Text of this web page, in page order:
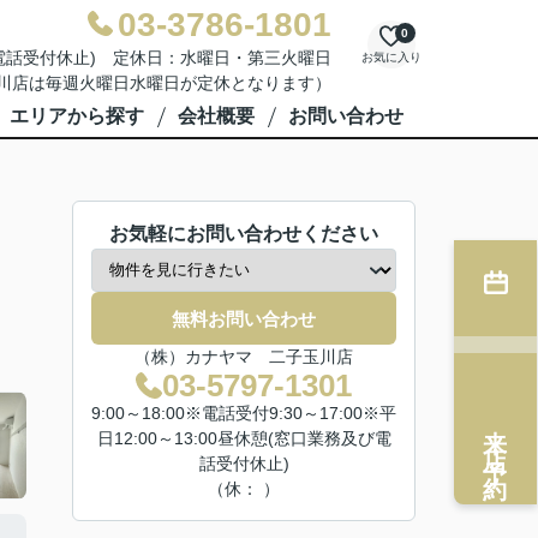
03-3786-1801
受付休止) 定休日：水曜日・第三火曜日
店は毎週火曜日水曜日が定休となります）
お気に入り
0
エリアから探す 会社概要 お問い合わせ
お気軽にお問い合わせください
無料お問い合わせ
（株）カナヤマ 二子玉川店
03-5797-1301
9:00～18:00※電話受付9:30～17:00※平
日12:00～13:00昼休憩(窓口業務及び電
話受付休止)
（休： ）
来店予約